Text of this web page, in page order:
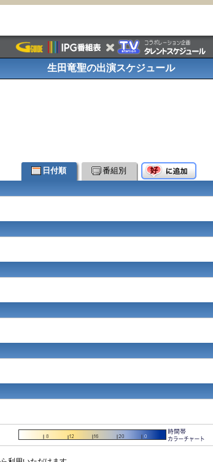
生田竜聖の出演スケジュール
日付順 番組別